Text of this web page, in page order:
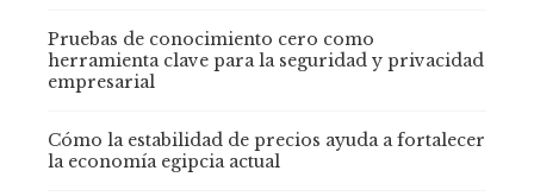
Pruebas de conocimiento cero como
herramienta clave para la seguridad y privacidad
empresarial
Cómo la estabilidad de precios ayuda a fortalecer
la economía egipcia actual